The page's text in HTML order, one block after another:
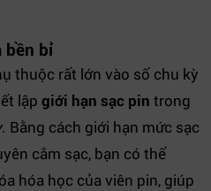
bền bỉ
thuộc rất lớn vào số chu kỳ
lập giới hạn sạc pin trong
. Bằng cách giới hạn mức sạc
cắm sạc, bạn có thể
hóa học của viên pin, giúp